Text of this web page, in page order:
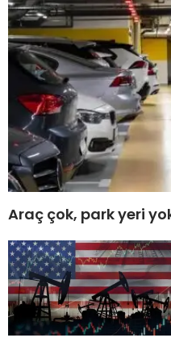
Araç çok, park yeri